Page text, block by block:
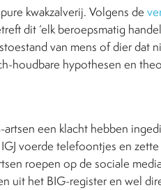
kwakzalverij. Volgens de
dit ‘elk beroepsmatig
van mens of dier dat
houdbare hypothesen en
een klacht hebben
voerde telefoontjes en
roepen op de sociale
uit het BIG-register en wel